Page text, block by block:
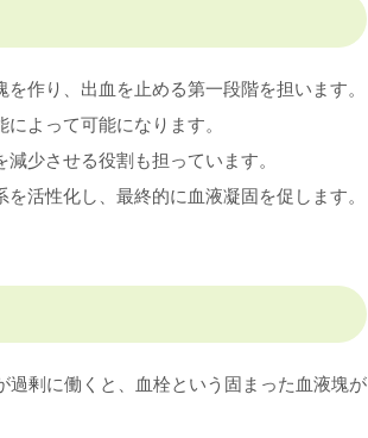
作り、出血を止める第一段階を担います。
よって可能になります。
少させる役割も担っています。
活性化し、最終的に血液凝固を促します。
剰に働くと、血栓という固まった血液塊が